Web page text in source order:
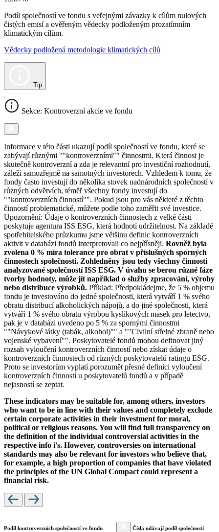
Podíl společností ve fondu s veřejnými závazky k cílům nulových
čistých emisí a ověřeným vědecky podloženým prozatímním
klimatickým cílům.
Vědecky podložená metodologie klimatických cílů
Tip
Sekce: Kontroverzní akcie ve fondu
Informace v této části ukazují podíl společností ve fondu, které se
zabývají různými ""kontroverzními"" činnostmi. Která činnost je
skutečně kontroverzní a zda je relevantní pro investiční rozhodnutí,
záleží samozřejmě na samotných investorech. Vzhledem k tomu, že
fondy často investují do několika stovek nadnárodních společností v
různých odvětvích, téměř všechny fondy investují do
""kontroverzních činností"". Pokud jsou pro vás některé z těchto
činností problematické, můžete podle toho zaměřit své investice.
Upozornění: Údaje o kontroverzních činnostech z velké části
poskytuje agentura ISS ESG, která hodnotí udržitelnost. Na základě
spotřebitelského průzkumu jsme většinu definic kontroverzních
aktivit v databázi fondů interpretovali co nejpřísněji. Rovněž byla
zvolena 0 % míra tolerance pro obrat v příslušných sporných
činnostech společnosti. Zohledněny jsou tedy všechny činnosti
analyzované společností ISS ESG. V úvahu se berou různé fáze
tvorby hodnoty, může jít například o služby zpracování, výroby
nebo distribuce výrobků. Příklad: Předpokládejme, že 5 % objemu
fondu je investováno do jedné společnosti, která vytváří 1 % svého
obratu distribucí alkoholických nápojů, a do jiné společnosti, která
vytváří 1 % svého obratu výrobou kyslíkových masek pro letectvo,
pak je v databázi uvedeno po 5 % za spornými činnostmi
""Návykové látky (tabák, alkohol)"" a ""Civilní střelné zbraně nebo
vojenské vybavení"". Poskytovatelé fondů mohou definovat jiný
rozsah vyloučení kontroverzních činností nebo získat údaje o
kontroverzních činnostech od různých poskytovatelů ratingu ESG.
Proto se investorům vyplatí porozumět přesné definici vyloučení
kontroverzních činností u poskytovatelů fondů a v případě
nejasností se zeptat.
These indicators may be suitable for, among others, investors
who want to be in line with their values and completely exclude
certain corporate activities in their investment for moral,
political or religious reasons. You will find full transparency on
the definition of the individual controversial activities in the
respective info i's. However, controversies on international
standards may also be relevant for investors who believe that,
for example, a high proportion of companies that have violated
the principles of the UN Global Compact could represent a
financial risk.
Podíl kontroverzních společností ve fondu
Čísla udávají podíl společností